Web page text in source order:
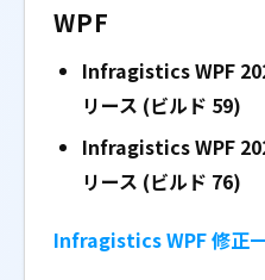
WPF
Infragistics WPF
リース (ビルド 59)
Infragistics WPF
リース (ビルド 76)
Infragistics WPF 修正